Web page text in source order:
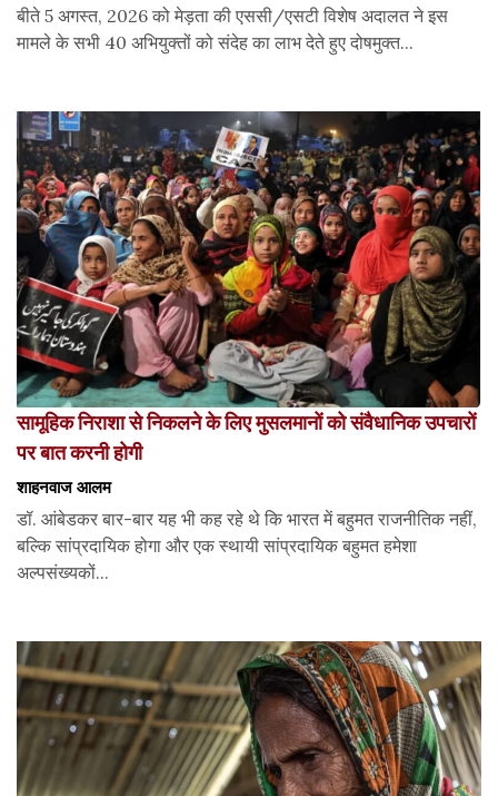
बीते 5 अगस्त, 2026 को मेड़ता की एससी/एसटी विशेष अदालत ने इस
मामले के सभी 40 अभियुक्तों को संदेह का लाभ देते हुए दोषमुक्त...
सामूहिक निराशा से निकलने के लिए मुसलमानों को संवैधानिक उपचारों
पर बात करनी होगी
शाहनवाज आलम
डॉ. आंबेडकर बार-बार यह भी कह रहे थे कि भारत में बहुमत राजनीतिक नहीं,
बल्कि सांप्रदायिक होगा और एक स्थायी सांप्रदायिक बहुमत हमेशा
अल्पसंख्यकों...